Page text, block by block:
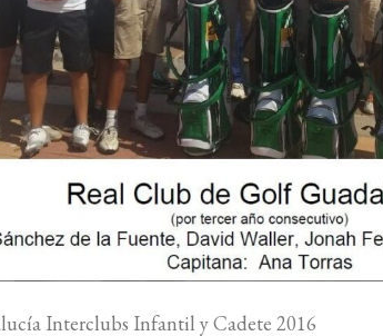
Interclubs Infantil y Cadete 2016